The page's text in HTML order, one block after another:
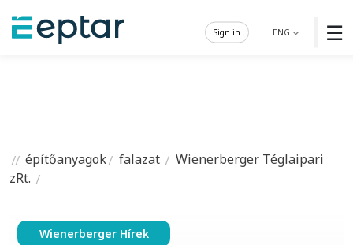
☰
ENG
Sign in
építőanyagok falazat
Wienerberger Téglaipari
zRt.
Wienerberger Hírek